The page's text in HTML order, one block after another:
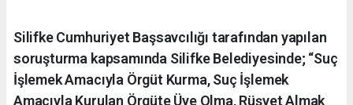
Silifke Cumhuriyet Başsavcılığı tarafından yapılan
soruşturma kapsamında Silifke Belediyesinde; “Suç
İşlemek Amacıyla Örgüt Kurma, Suç İşlemek
Amacıyla Kurulan Örgüte Üye Olma, Rüşvet Almak